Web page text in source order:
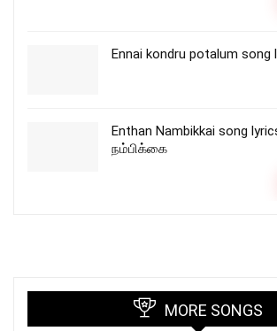
Ennai kondru potalum song
Enthan Nambikkai song
நம்பிக்கை
MORE SONGS